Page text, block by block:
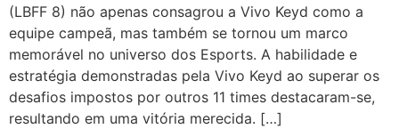
(LBFF 8) não apenas consagrou a Vivo Keyd como a
equipe campeã, mas também se tornou um marco
memorável no universo dos Esports. A habilidade e
estratégia demonstradas pela Vivo Keyd ao superar os
desafios impostos por outros 11 times destacaram-se,
resultando em uma vitória merecida. […]